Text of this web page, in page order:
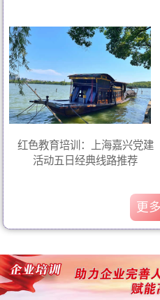
红色教育培训：上海嘉兴党建
活动五日经典线路推荐
更多